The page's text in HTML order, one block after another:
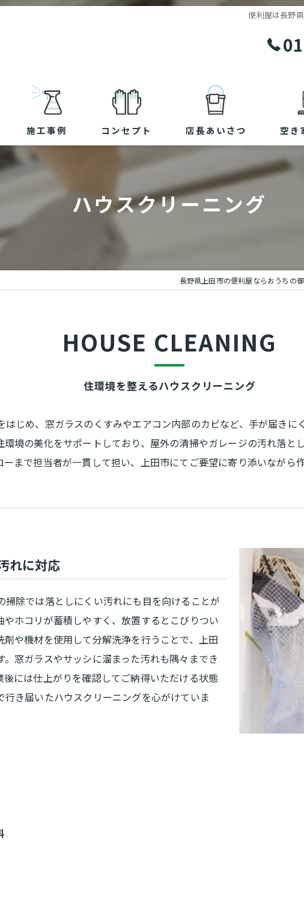
便利屋は長野
ート
ング
施工事例 コンセプト 店長あいさつ 空き
ハウスクリーニング
長野県上田市の便利屋ならおうちの
住環境を整えるハウスクリーニング
HOUSE CLEANING
じめ、窓ガラスのくすみやエアコン内部のカビなど、手が届き
境の美化をサポートしており、屋外の清掃やガレージの汚れ落
まで担当者が一貫して担い、上田市にてご要望に寄り添いながら
れに対応
除では落としにくい汚れにも目を向けることが
ホコリが蓄積しやすく、放置するとこびりつい
や機材を使用して分解洗浄を行うことで、上田
窓ガラスやサッシに溜まった汚れも隅々までき
には仕上がりを確認してご納得いただける状態
き届いたハウスクリーニングを心がけていま